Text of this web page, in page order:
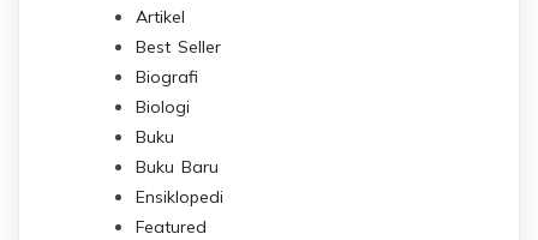
Artikel
Best Seller
Biografi
Biologi
Buku
Buku Baru
Ensiklopedi
Featured